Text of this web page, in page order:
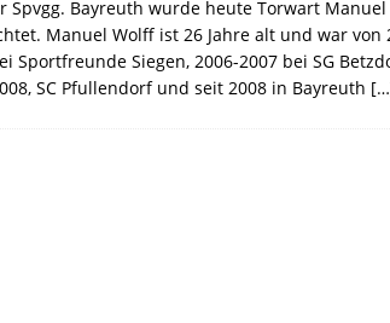
Spvgg. Bayreuth wurde heute Torwart
Manuel Wolff ist 26 Jahre alt und war von
Sportfreunde Siegen, 2006-2007 bei SG
SC Pfullendorf und seit 2008 in Bayreuth